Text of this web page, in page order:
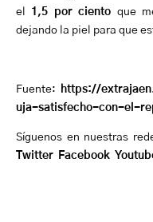
el 1,5 por ciento que
dejando la piel para que
Fuente:
https://
uja-satisfecho-con-el-
Síguenos en nuestras
Twitter
Facebook